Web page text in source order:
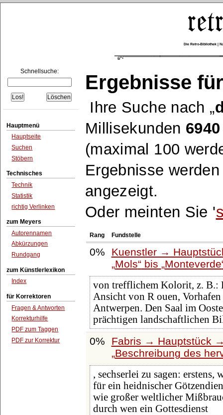
Die Retro-Bibliothek |
Schnellsuche:
Hauptmenü
Hauptseite
Suchen
Stöbern
Technisches
Technik
Statistik
richtig Verlinken
zum Meyers
Autorennamen
Abkürzungen
Rundgang
zum Künstlerlexikon
Index
für Korrektoren
Fragen & Antworten
Korrekturhilfe
PDF zum Taggen
PDF zur Korrektur
Ergebnisse
Ihre Suche nach
Millisekunden 6940
(maximal 100
Ergebnisse
angezeigt.
Oder meinten Sie '
Rang Fundstelle
0%
Kuenstler →
Mols bis Monteverde
von trefflichem Kolorit, z. B.:
Ansicht von R ouen,
Antwerpen. Den Saal im
prächtigen landschaftlichen
0%
Fabris → Hauptstück
Beschreibung des
, sechserlei zu sagen: erstens,
für ein heidnischer
wie großer weltlicher
durch wen ein Gottesdienst